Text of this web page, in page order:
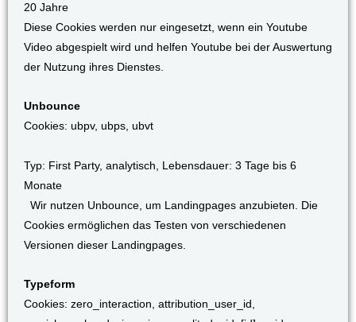
20 Jahre
Diese Cookies werden nur eingesetzt, wenn ein Youtube
Video abgespielt wird und helfen Youtube bei der Auswertung
der Nutzung ihres Dienstes.
Unbounce
Cookies: ubpv, ubps, ubvt
Typ: First Party, analytisch, Lebensdauer: 3 Tage bis 6
Monate
Wir nutzen Unbounce, um Landingpages anzubieten. Die
Cookies ermöglichen das Testen von verschiedenen
Versionen dieser Landingpages.
Typeform
Cookies: zero_interaction, attribution_user_id,